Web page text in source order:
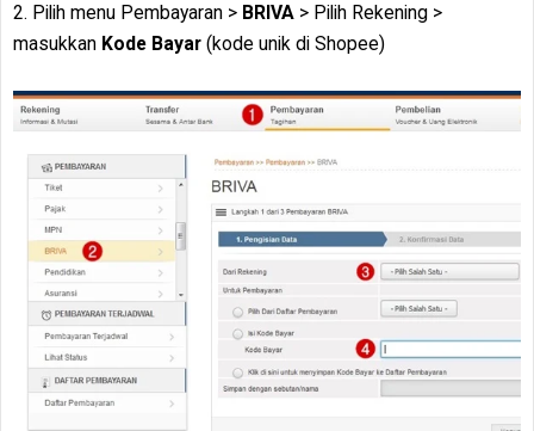
2. Pilih menu Pembayaran > BRIVA > Pilih Rekening >
masukkan Kode Bayar (kode unik di Shopee)